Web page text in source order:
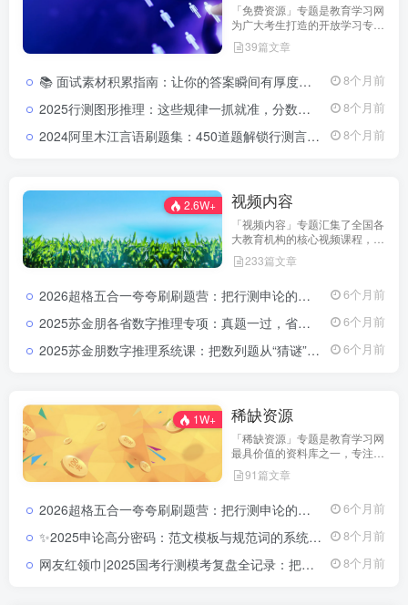
「免费资源」专题是教育学习网
为广大考生打造的开放学习专
区。这里汇集了来自主流教育机
构与名师团队的优质内容，包括
编、复习计划表等，全站免费开
格、公务员、省考，还是事业单
位考试，都能在这里找到高质量
的资料资源，帮助你在备考路上
始。
39篇文章
📚 面试素材积累指南：让你的答案瞬间有厚度、有高度2026公务员面试素材积累：高频热点与表达技巧 8个月前
2025行测图形推理：这些规律一抓就准，分数直线上升2025公务员行测图形推理考点分析与实战模拟视频教程 8个月前
2024阿里木江言语刷题集：450道题解锁行测言语高分阶梯2024公务员言语理解刷题集 8个月前
2.6W+ 视频内容
「视频内容」专题汇集了全国各
大教育机构的核心视频课程，包
括系统班、冲刺班、专项突破
课、真题解析课等类型。 每一
逻辑梳理与实战演练，内容紧扣
论、教育综合知识、公共基础知
习，你可以在碎片化时间里高效
233篇文章
2026超格五合一夸夸刷刷题营：把行测申论的每个模块都刷成你的得分习惯2026超格行测申论五合一夸夸刷刷题营资源 6个月前
2025苏金朋各省数字推理专项：真题一过，省考数列规律全在掌握中2025苏金朋各省数字推理专项真题课资源 6个月前
2025苏金朋数字推理系统课：把数列题从“猜谜”变成“看一眼就知道”2025苏金朋数量关系数字推理系统课资源 6个月前
1W+ 稀缺资源
「稀缺资源」专题是教育学习网
最具价值的资料库之一，专注收
录各类珍稀、高质量的考试资
源。这里包含名师团队内部讲
卷、实战笔记等，全部内容经过
料往往具有高针对性与高命中
率，可为考生提供更深层次的复
习指导与应试策略参考。 在这
91篇文章
2026超格五合一夸夸刷刷题营：把行测申论的每个模块都刷成你的得分习惯2026超格行测申论五合一夸夸刷刷题营资源 6个月前
✨2025申论高分密码：范文模板与规范词的系统进阶路径(含半月谈内部资料多份)2025公务员申论范文及模板合集 8个月前
网友红领巾|2025国考行测模考复盘全记录：把复杂考点拆成简单步骤2025国考行测模考复盘资料汇总 8个月前